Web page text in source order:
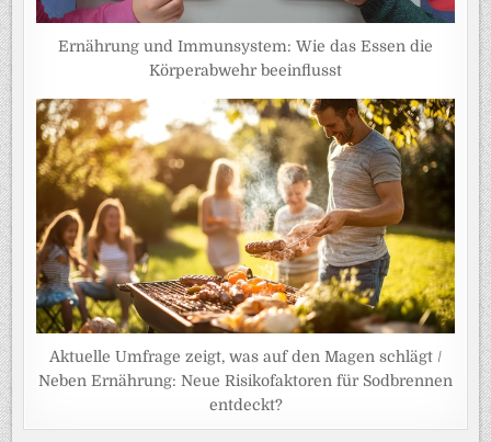
Ernährung und Immunsystem: Wie das Essen die
Körperabwehr beeinflusst
Aktuelle Umfrage zeigt, was auf den Magen schlägt /
Neben Ernährung: Neue Risikofaktoren für Sodbrennen
entdeckt?